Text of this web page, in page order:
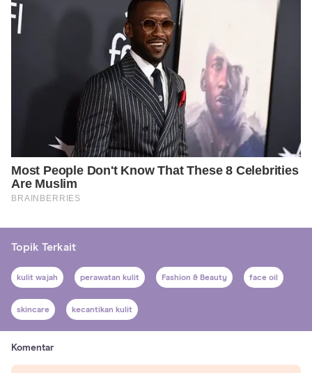
Topik Terkait
kulit wajah perawatan kulit Fashion & Beauty face oil
skincare kecantikan kulit
Komentar